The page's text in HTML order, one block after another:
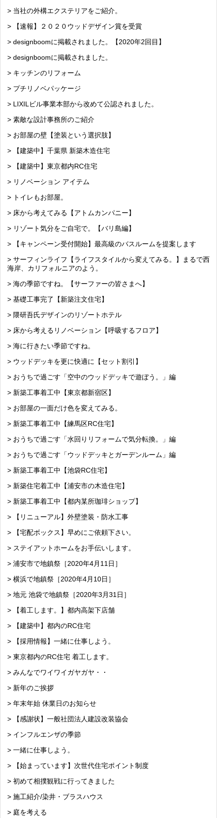
> 当社の外構エクステリアをご紹介。
> 【速報】２０２０ウッドデザイン賞を受賞
> designboomに掲載されました。【2020年2回目】
> designboomに掲載されました。
> キッチンのリフォーム
> プチリノベパッケージ
> LIXILビル事業本部から改めて公認されました。
> 素敵な設計事務所のご紹介
> お部屋の壁【塗装という選択肢】
> 【建築中】千葉県 新築木造住宅
> 【建築中】東京都内RC住宅
> リノベーション アイテム
> トイレもお部屋。
> 床から考えてみる【アトムカンパニー】
> リゾート気分をご自宅で。【バリ島編】
> 【キャンペーン受付開始】最高級のバスルームを提案します
> サーフィンライフ【ライフスタイルから変えてみる。】まるで西
海岸、カリフォルニアのよう。
> 海の季節ですね。【サーファーの皆さまへ】
> 基礎工事完了【新築注文住宅】
> 隈研吾氏デザインのリゾートホテル
> 床から考えるリノベーション【呼吸するフロア】
> 海に行きたい季節ですね。
> ウッドデッキを更に快適に【セット割引】
> おうちで過ごす「空中のウッドデッキで遊ぼう。」編
> 新築工事着工中【東京都新宿区】
> お部屋の一面だけ色を変えてみる。
> 新築工事着工中【練馬区RC住宅】
> おうちで過ごす「水回りリフォームで気分転換。」編
> おうちで過ごす「ウッドデッキとガーデンルーム」編
> 新築工事着工中【池袋RC住宅】
> 新築住宅着工中【浦安市の木造住宅】
> 新築工事着工中【都内某所珈琲ショップ】
> 【リニューアル】外壁塗装・防水工事
> 【宅配ボックス】早めにご依頼下さい。
> ステイアットホームをお手伝いします。
> 浦安市で地鎮祭［2020年4月11日］
> 横浜で地鎮祭［2020年4月10日］
> 地元 池袋で地鎮祭［2020年3月31日］
> 【着工します。】都内高架下店舗
> 【建築中】都内のRC住宅
> 【採用情報】一緒に仕事しよう。
> 東京都内のRC住宅 着工します。
> みんなでワイワイガヤガヤ・・
> 新年のご挨拶
> 年末年始 休業日のお知らせ
> 【感謝状】一般社団法人建設改装協会
> インフルエンザの季節
> 一緒に仕事しよう。
> 【始まっています】次世代住宅ポイント制度
> 初めて相撲観戦に行ってきました
> 施工紹介/染井・ブラスハウス
> 庭を考える